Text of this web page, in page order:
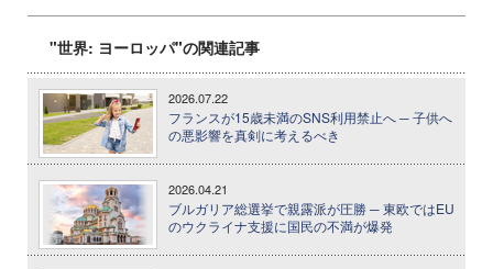
"世界: ヨーロッパ"の関連記事
2026.07.22
フランスが15歳未満のSNS利用禁止へ ─ 子供へ
の悪影響を真剣に考えるべき
2026.04.21
ブルガリア総選挙で親露派が圧勝 ─ 東欧ではEU
のウクライナ支援に国民の不満が爆発